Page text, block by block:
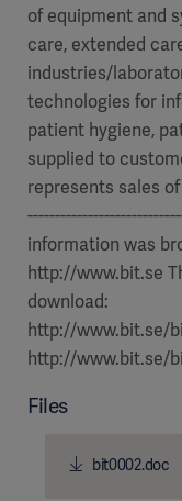
of equipment and
care, extended
industries/
technologies for
patient hygiene,
supplied to
represents sales
information was
http://www.bit.se
download:
http://www.bit.se/
http://www.bit.se/
Files
bit0002.doc